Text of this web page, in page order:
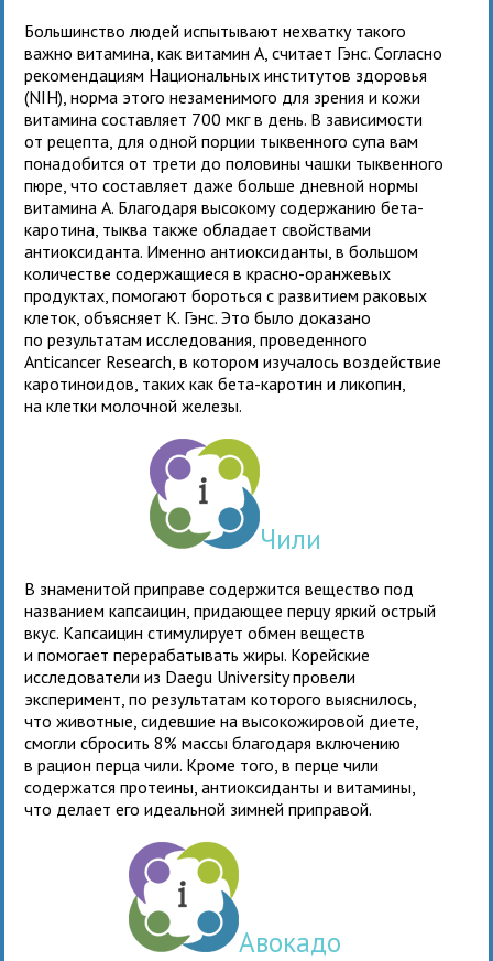
Большинство людей испытывают нехватку такого
важно витамина, как витамин А, считает Гэнс. Согласно
рекомендациям Национальных институтов здоровья
(NIH), норма этого незаменимого для зрения и кожи
витамина составляет 700 мкг в день. В зависимости
от рецепта, для одной порции тыквенного супа вам
понадобится от трети до половины чашки тыквенного
пюре, что составляет даже больше дневной нормы
витамина А. Благодаря высокому содержанию бета-
каротина, тыква также обладает свойствами
антиоксиданта. Именно антиоксиданты, в большом
количестве содержащиеся в красно-оранжевых
продуктах, помогают бороться с развитием раковых
клеток, объясняет К. Гэнс. Это было доказано
по результатам исследования, проведенного
Anticancer Research, в котором изучалось воздействие
каротиноидов, таких как бета-каротин и ликопин,
на клетки молочной железы.
Чили
В знаменитой приправе содержится вещество под
названием капсаицин, придающее перцу яркий острый
вкус. Капсаицин стимулирует обмен веществ
и помогает перерабатывать жиры. Корейские
исследователи из Daegu University провели
эксперимент, по результатам которого выяснилось,
что животные, сидевшие на высокожировой диете,
смогли сбросить 8% массы благодаря включению
в рацион перца чили. Кроме того, в перце чили
содержатся протеины, антиоксиданты и витамины,
что делает его идеальной зимней приправой.
Авокадо